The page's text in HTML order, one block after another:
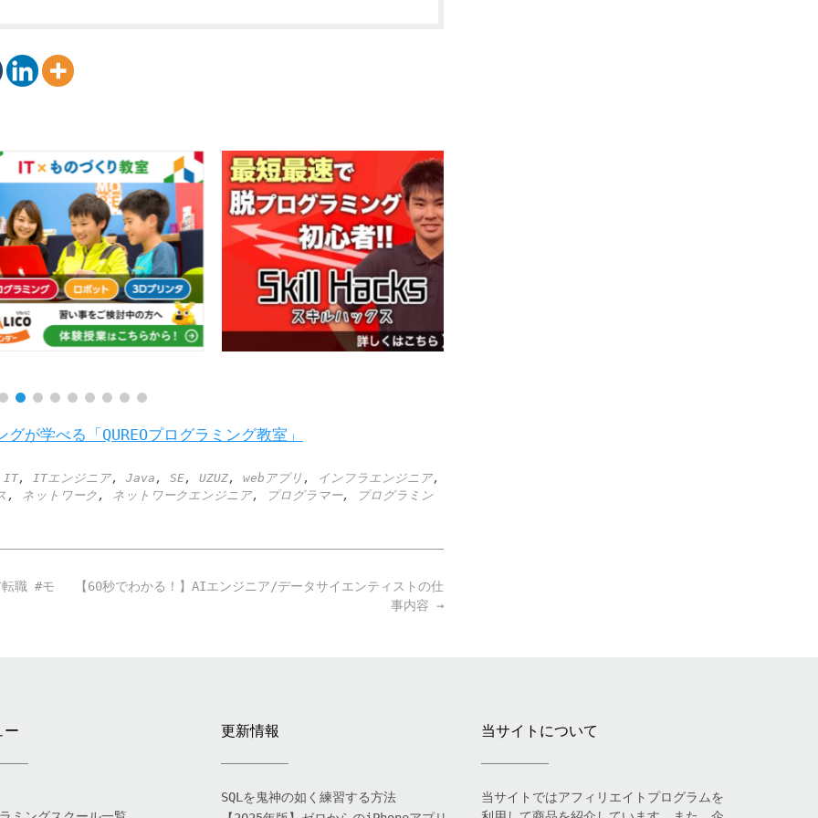
が学べる「QUREOプログラミング教室」
IT, ITエンジニア, Java , SE, UZUZ, webアプリ , インフラエンジニア,
, ネットワーク , ネットワークエンジニア, プログラマー, プログラミン
【60秒でわかる！】AIエンジニア/データサイエンティストの仕
事内容→
転職 #モ
ー 更新情報
SQLを鬼神の如く練習する方法
当サイトについて
当サイトではアフィリエイトプログラムを